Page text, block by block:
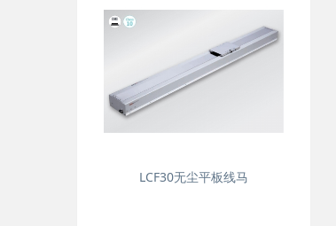
LCF30无尘平板线马